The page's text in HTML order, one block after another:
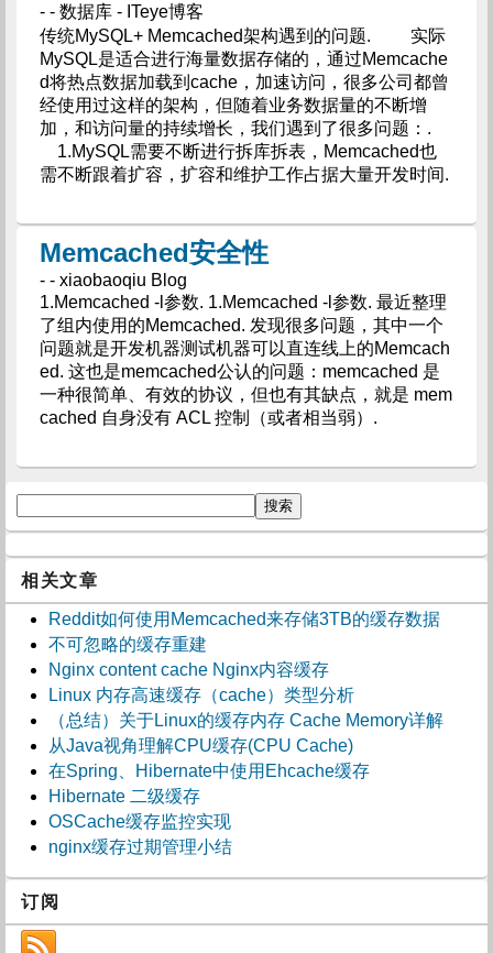
- - 数据库 - ITeye博客
传统MySQL+ Memcached架构遇到的问题. 实际
MySQL是适合进行海量数据存储的，通过Memcache
d将热点数据加载到cache，加速访问，很多公司都曾
经使用过这样的架构，但随着业务数据量的不断增
加，和访问量的持续增长，我们遇到了很多问题：.
1.MySQL需要不断进行拆库拆表，Memcached也
需不断跟着扩容，扩容和维护工作占据大量开发时间.
Memcached安全性
- - xiaobaoqiu Blog
1.Memcached -l参数. 1.Memcached -l参数. 最近整理
了组内使用的Memcached. 发现很多问题，其中一个
问题就是开发机器测试机器可以直连线上的Memcach
ed. 这也是memcached公认的问题：memcached 是
一种很简单、有效的协议，但也有其缺点，就是 mem
cached 自身没有 ACL 控制（或者相当弱）.
相关文章
Reddit如何使用Memcached来存储3TB的缓存数据
不可忽略的缓存重建
Nginx content cache Nginx内容缓存
Linux 内存高速缓存（cache）类型分析
（总结）关于Linux的缓存内存 Cache Memory详解
从Java视角理解CPU缓存(CPU Cache)
在Spring、Hibernate中使用Ehcache缓存
Hibernate 二级缓存
OSCache缓存监控实现
nginx缓存过期管理小结
订阅